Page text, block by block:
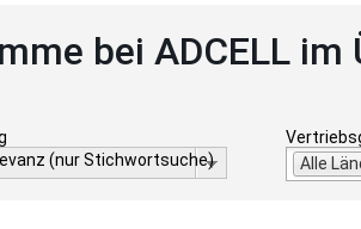
bei ADCELL im
(nur Stichwortsuche)
Alle